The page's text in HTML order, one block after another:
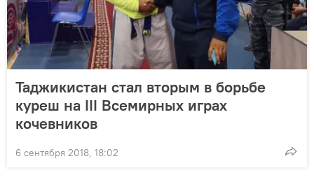
Таджикистан стал вторым в борьбе
куреш на III Всемирных играх
кочевников
6 сентября 2018, 18:02